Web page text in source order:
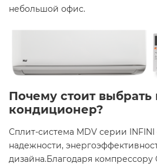
небольшой офис. ​
Почему стоит выбрать
кондиционер?
Сплит-система MDV серии
надежности,
дизайна.Благодаря компрессору